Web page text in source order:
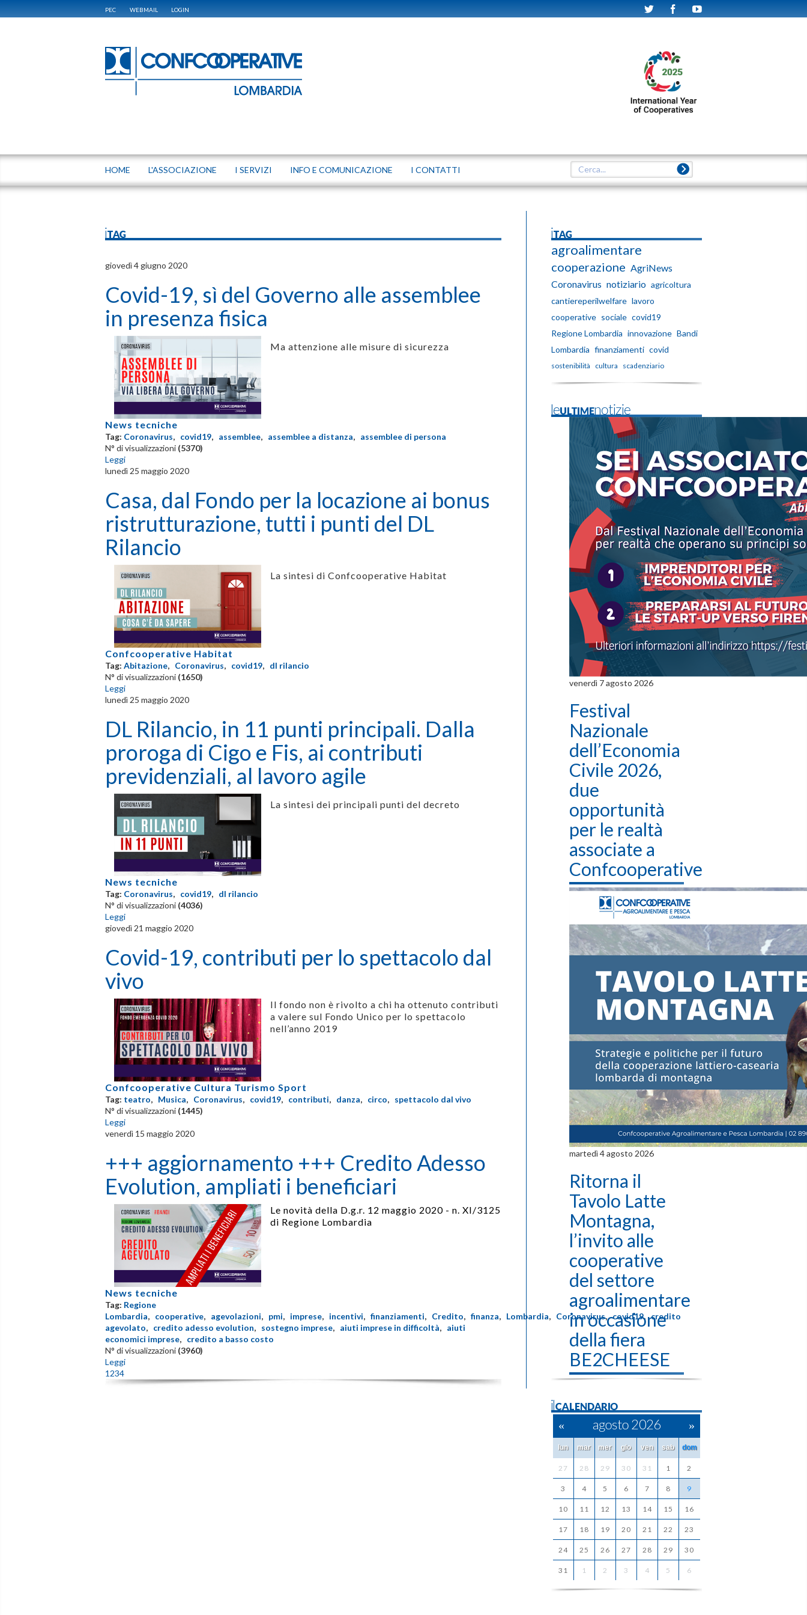
PEC WEBMAIL LOGIN
HOME L'ASSOCIAZIONE I SERVIZI INFO E COMUNICAZIONE I CONTATTI
iTAG
giovedì 4 giugno 2020
Covid-19, sì del Governo alle assemblee
in presenza fisica
Ma attenzione alle misure di sicurezza
News tecniche
Tag: Coronavirus, covid19, assemblee, assemblee a distanza, assemblee di persona
N° di visualizzazioni (5370)
Leggi
lunedì 25 maggio 2020
Casa, dal Fondo per la locazione ai bonus
ristrutturazione, tutti i punti del DL
Rilancio
La sintesi di Confcooperative Habitat
Confcooperative Habitat
Tag: Abitazione, Coronavirus, covid19, dl rilancio
N° di visualizzazioni (1650)
Leggi
lunedì 25 maggio 2020
DL Rilancio, in 11 punti principali. Dalla
proroga di Cigo e Fis, ai contributi
previdenziali, al lavoro agile
La sintesi dei principali punti del decreto
News tecniche
Tag: Coronavirus, covid19, dl rilancio
N° di visualizzazioni (4036)
Leggi
giovedì 21 maggio 2020
Covid-19, contributi per lo spettacolo dal
vivo
Il fondo non è rivolto a chi ha ottenuto contributi
a valere sul Fondo Unico per lo spettacolo
nell’anno 2019
Confcooperative Cultura Turismo Sport
Tag: teatro, Musica, Coronavirus, covid19, contributi, danza, circo, spettacolo dal vivo
N° di visualizzazioni (1445)
Leggi
venerdì 15 maggio 2020
+++ aggiornamento +++ Credito Adesso
Evolution, ampliati i beneficiari
Le novità della D.g.r. 12 maggio 2020 - n. XI/3125
di Regione Lombardia
News tecniche
Tag: Regione
Lombardia, cooperative, agevolazioni, pmi, imprese, incentivi, finanziamenti, Credito, finanza, Lombardia, Coronavirus,covid19,credito
agevolato, credito adesso evolution, sostegno imprese, aiuti imprese in difficoltà, aiuti
economici imprese, credito a basso costo
N° di visualizzazioni (3960)
Leggi
1 234
iTAG
agroalimentare
cooperazione AgriNews
Coronavirus notiziario agricoltura
cantiereperilwelfare lavoro
cooperative sociale covid19
Regione Lombardia innovazione Bandi
Lombardia finanziamenti covid
sostenibilità cultura scadenziario
leULTIMEnotizie
venerdì 7 agosto 2026
Festival
Nazionale
dell’Economia
Civile 2026,
due
opportunità
per le realtà
associate a
Confcooperative
martedì 4 agosto 2026
Ritorna il
Tavolo Latte
Montagna,
l’invito alle
cooperative
del settore
agroalimentare
in occasione
della fiera
BE2CHEESE
ilCALENDARIO
« agosto 2026 »
lun mar mer gio ven sab dom
27 28 29 30 31 1 2
3 4 5 6 7 8 9
10 11 12 13 14 15 16
17 18 19 20 21 22 23
24 25 26 27 28 29 30
31 1 2 3 4 5 6